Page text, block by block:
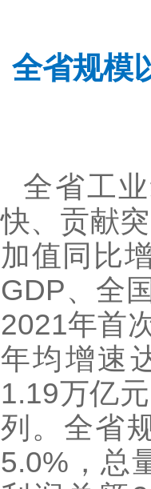
全省规模
全省工
快、贡献
加值同比
GDP、全
2021年首
年均增速
1.19万亿
列。全省
5.0%，总